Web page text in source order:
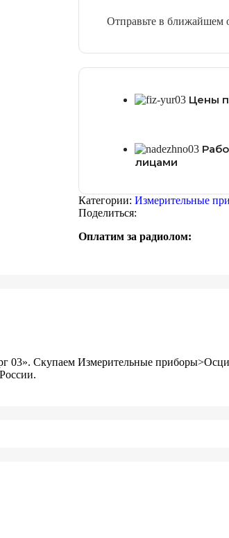
Отправьте в ближайшем
Цены
лицами
Категории: Измерительные
Поделиться:
Оплатим за радиолом:
03». Скупаем Измерительные